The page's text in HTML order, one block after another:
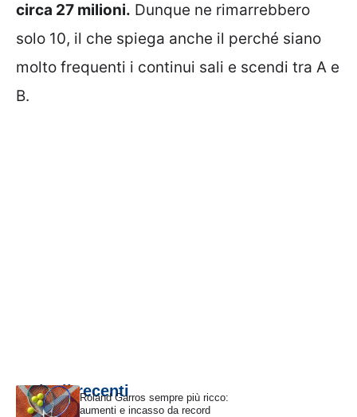
circa 27 milioni. Dunque ne rimarrebbero
solo 10, il che spiega anche il perché siano
molto frequenti i continui sali e scendi tra A e
B.
Articoli recentiRoland Garros sempre più ricco:
aumenti e incasso da record